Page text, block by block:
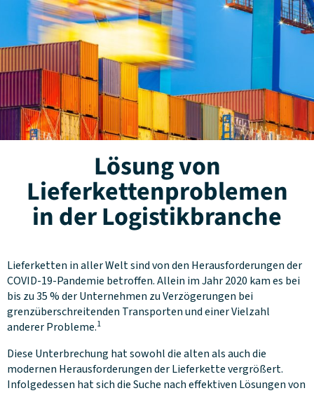
Lösung von
Lieferkettenproblemen
in der Logistikbranche
Lieferketten in aller Welt sind von den Herausforderungen der
COVID-19-Pandemie betroffen. Allein im Jahr 2020 kam es bei
bis zu 35 % der Unternehmen zu Verzögerungen bei
grenzüberschreitenden Transporten und einer Vielzahl
anderer Probleme.1
Diese Unterbrechung hat sowohl die alten als auch die
modernen Herausforderungen der Lieferkette vergrößert.
Infolgedessen hat sich die Suche nach effektiven Lösungen von